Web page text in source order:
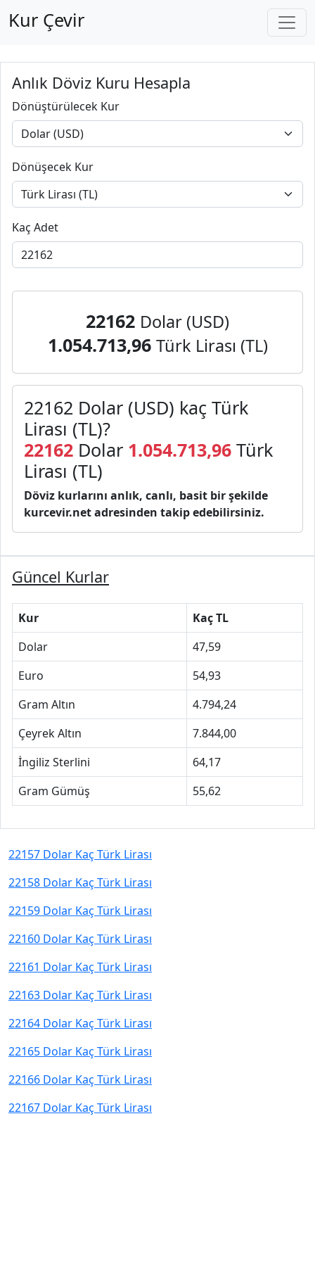
Kur Çevir
Anlık Döviz Kuru Hesapla
Dönüştürülecek Kur
Dönüşecek Kur
Kaç Adet
22162 Dolar (USD)
1.054.713,96 Türk Lirası (TL)
22162 Dolar (USD) kaç Türk
Lirası (TL)?
22162 Dolar 1.054.713,96 Türk
Lirası (TL)
Döviz kurlarını anlık, canlı, basit bir şekilde
kurcevir.net adresinden takip edebilirsiniz.
Güncel Kurlar
Kur
Kaç TL
Dolar
47,59
Euro
54,93
Gram Altın
4.794,24
Çeyrek Altın
7.844,00
İngiliz Sterlini
64,17
Gram Gümüş
55,62
22157 Dolar Kaç Türk Lirası
22158 Dolar Kaç Türk Lirası
22159 Dolar Kaç Türk Lirası
22160 Dolar Kaç Türk Lirası
22161 Dolar Kaç Türk Lirası
22163 Dolar Kaç Türk Lirası
22164 Dolar Kaç Türk Lirası
22165 Dolar Kaç Türk Lirası
22166 Dolar Kaç Türk Lirası
22167 Dolar Kaç Türk Lirası